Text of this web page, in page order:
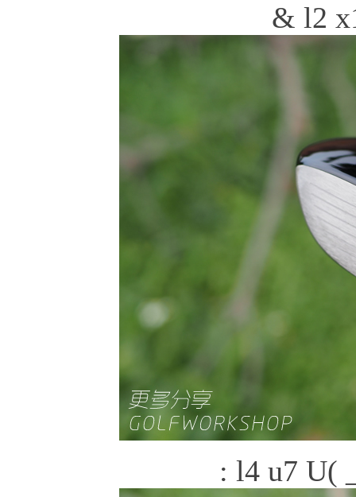
& l2
: l4 u7 U(